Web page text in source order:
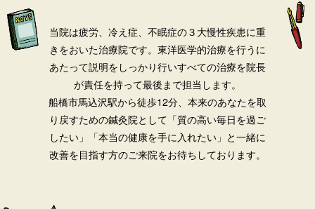
当院は疲労、冷え症、不眠症の３大慢性疾患に重
きをおいた治療院です。 東洋医学的治療を行うに
あたって説明をしっかり行いすべての治療を院長
が責任を持って最後まで担当します。
船橋市馬込沢駅から徒歩12分、本来のあなたを取
り戻すための鍼灸院として「質の高い毎日を過ご
したい」「本当の健康を手に入れたい」と一緒に
改善を目指す方のご来院をお待ちしております。